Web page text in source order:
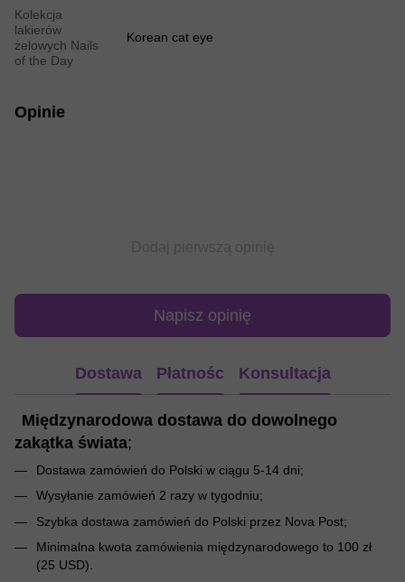
Kolekcja
lakierów
żelowych Nails
of the Day
Korean cat eye
Opinie
Napisz opinię
Dostawa Płatnośc Konsultacja
Międzynarodowa dostawa do dowolnego
zakątka świata;
Dostawa zamówień do Polski w ciągu 5-14 dni;
Wysyłanie zamówień 2 razy w tygodniu;
Szybka dostawa zamówień do Polski przez Nova Post;
Minimalna kwota zamówienia międzynarodowego to 100 zł
(25 USD).